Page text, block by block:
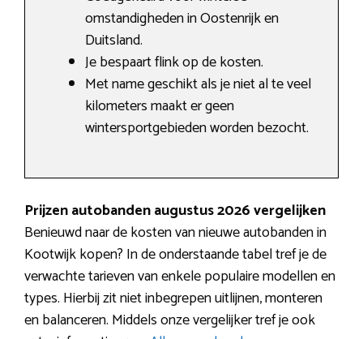
omstandigheden in Oostenrijk en
Duitsland.
Je bespaart flink op de kosten.
Met name geschikt als je niet al te veel
kilometers maakt er geen
wintersportgebieden worden bezocht.
Prijzen autobanden augustus 2026 vergelijken
Benieuwd naar de kosten van nieuwe autobanden in
Kootwijk kopen? In de onderstaande tabel tref je de
verwachte tarieven van enkele populaire modellen en
types. Hierbij zit niet inbegrepen uitlijnen, monteren
en balanceren. Middels onze vergelijker tref je ook